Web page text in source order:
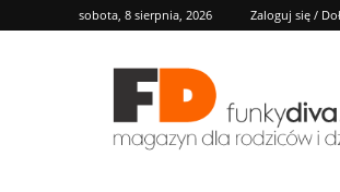
sobota, 8 sierpnia, 2026 Zaloguj się /
FD